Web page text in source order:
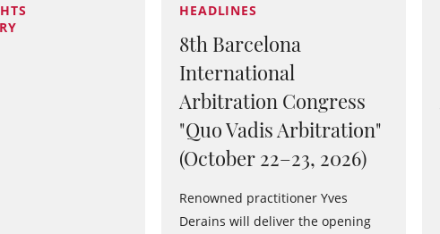
HEADLINES
8th Barcelona
International
Arbitration Congress
"Quo Vadis Arbitration"
(October 22–23, 2026)
Renowned practitioner Yves
Derains will deliver the opening